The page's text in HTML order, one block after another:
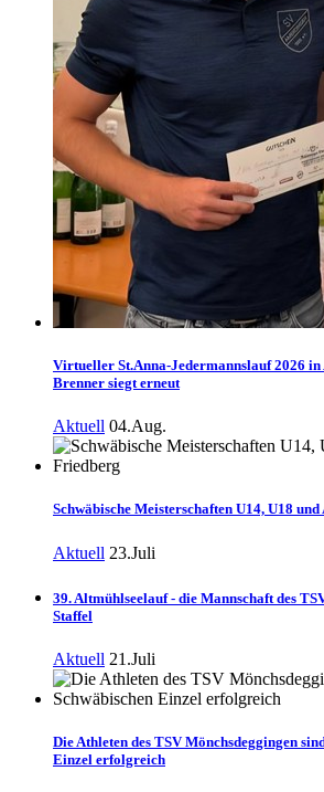
Virtueller St.Anna-Jedermannslauf 2026 in
Brenner siegt erneut
Aktuell 04.Aug.
Schwäbische Meisterschaften U14, U18
Aktuell 23.Juli
39. Altmühlseelauf - die Mannschaft des
Staffel
Aktuell 21.Juli
Die Athleten des TSV Mönchsdeggingen
Einzel erfolgreich